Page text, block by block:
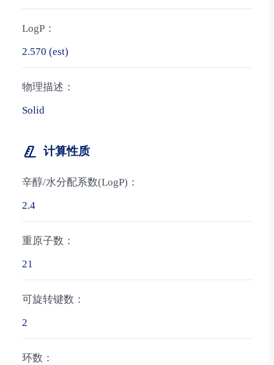
LogP：
2.570 (est)
物理描述：
Solid
计算性质
辛醇/水分配系数(LogP)：
2.4
重原子数：
21
可旋转键数：
2
环数：